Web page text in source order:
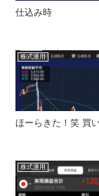
仕込み時
株式運用
ほーらきた！笑 買
株式運用